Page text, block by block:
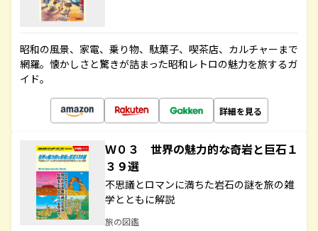
昭和の風景、家電、乗り物、駄菓子、喫茶店、カルチャーまで
網羅。懐かしさと驚きが詰まった昭和レトロの魅力を旅するガ
イド。
詳細を見る
Ｗ０３ 世界の魅力的な奇岩と巨石１
３９選
不思議とロマンに満ちた岩石の謎を旅の雑
学とともに解説
旅の図鑑